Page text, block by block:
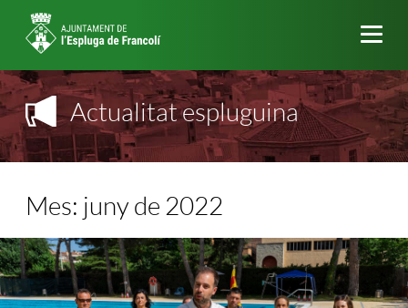
Actualitat espluguina
Mes: juny de 2022